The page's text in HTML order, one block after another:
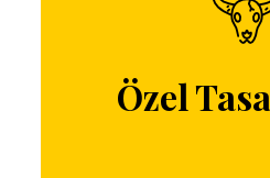
Özel
Tasarımlarınızı,